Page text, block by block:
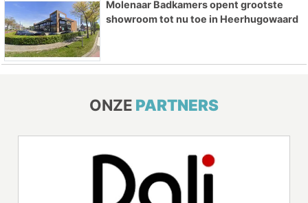
Molenaar Badkamers opent grootste
showroom tot nu toe in Heerhugowaard
ONZE PARTNERS